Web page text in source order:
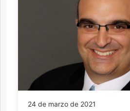
24 de marzo de 2021